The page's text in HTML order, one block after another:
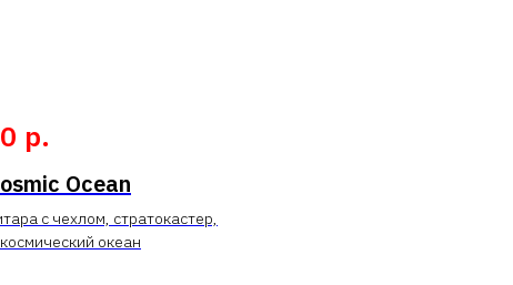
р.
Ocean
с чехлом, стратокастер,
океан